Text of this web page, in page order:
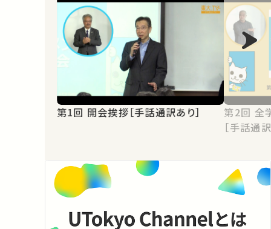
第1回 開会挨拶［手話通訳あり］
第2回 全学ハラスメント防止研修会
［手話通